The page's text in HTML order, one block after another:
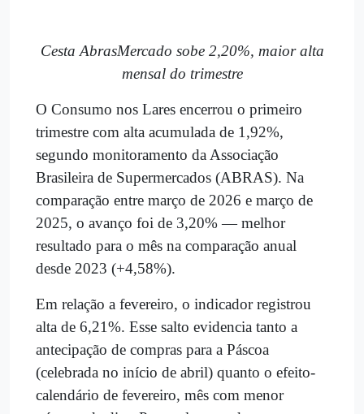
Cesta AbrasMercado sobe 2,20%, maior alta
mensal do trimestre
O Consumo nos Lares encerrou o primeiro
trimestre com alta acumulada de 1,92%,
segundo monitoramento da Associação
Brasileira de Supermercados (ABRAS). Na
comparação entre março de 2026 e março de
2025, o avanço foi de 3,20% — melhor
resultado para o mês na comparação anual
desde 2023 (+4,58%).
Em relação a fevereiro, o indicador registrou
alta de 6,21%. Esse salto evidencia tanto a
antecipação de compras para a Páscoa
(celebrada no início de abril) quanto o efeito-
calendário de fevereiro, mês com menor